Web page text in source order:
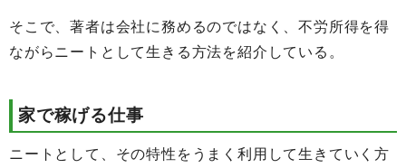
そこで、著者は会社に務めるのではなく、不労所得を得
ながらニートとして生きる方法を紹介している。
家で稼げる仕事
ニートとして、その特性をうまく利用して生きていく方